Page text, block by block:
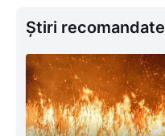
Știri recomandate